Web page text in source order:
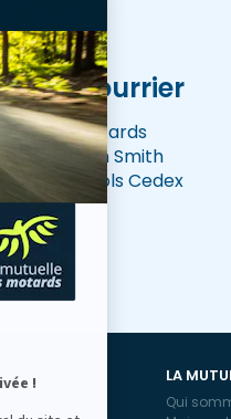
!
un courrier
des Motards
Adam Smith
- 34479 Perols Cedex
LA
Qui